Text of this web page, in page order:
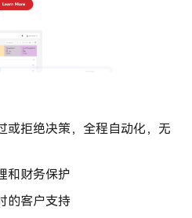
或拒绝决策，全程自动化，无
和财务保护
的客户支持